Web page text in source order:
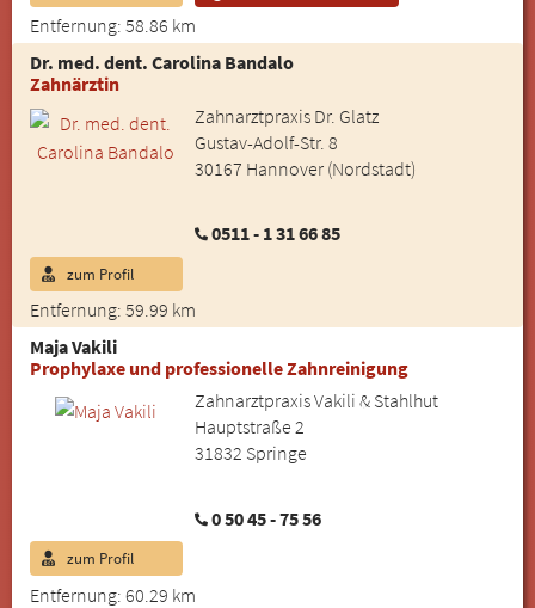
Entfernung: 58.86 km
Dr. med. dent. Carolina Bandalo
Zahnärztin
Zahnarztpraxis Dr. Glatz
Gustav-Adolf-Str. 8
30167 Hannover (Nordstadt)
0511 - 1 31 66 85
Entfernung: 59.99 km
zum Profil
Maja Vakili
Prophylaxe und professionelle Zahnreinigung
Zahnarztpraxis Vakili & Stahlhut
Hauptstraße 2
31832 Springe
0 50 45 - 75 56
Entfernung: 60.29 km
zum Profil